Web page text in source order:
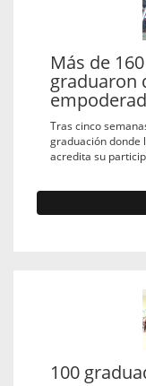
Más de
graduaron
Tras cinco
graduación donde
acredita su
100